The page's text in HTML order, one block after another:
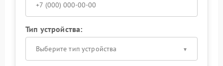
Тип устройства:
Выберите тип устройства